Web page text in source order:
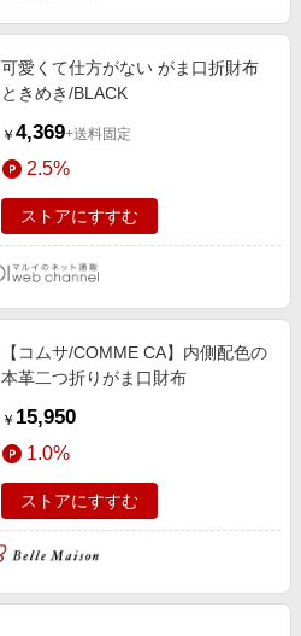
可愛くて仕方がない がま口折財布
ときめき/BLACK
￥ 4,369+送料固定
2.5%
ストアにすすむ
【コムサ/COMME CA】内側配色の
本革二つ折りがま口財布
￥ 15,950
1.0%
ストアにすすむ